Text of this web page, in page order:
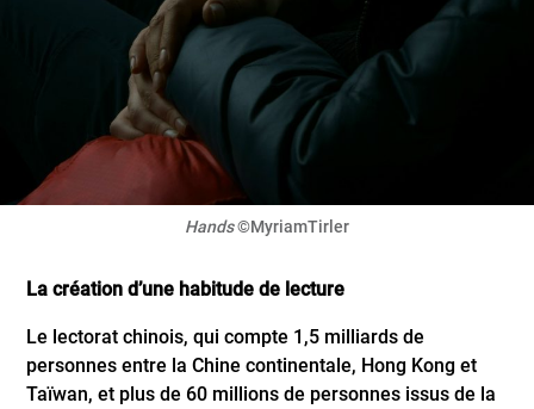
Hands©MyriamTirler
La création d’une habitude de lecture
Le lectorat chinois, qui compte 1,5 milliards de
personnes entre la Chine continentale, Hong Kong et
Taïwan, et plus de 60 millions de personnes issus de la